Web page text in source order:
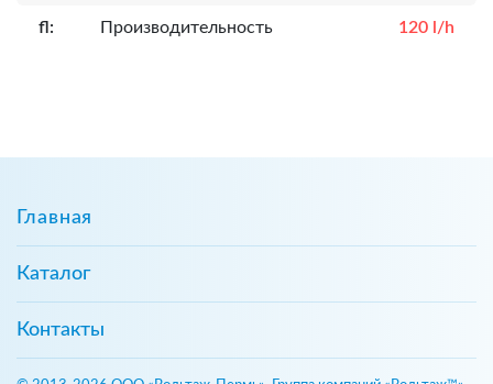
fl: Производительность 120 l/h
Главная
Каталог
Контакты